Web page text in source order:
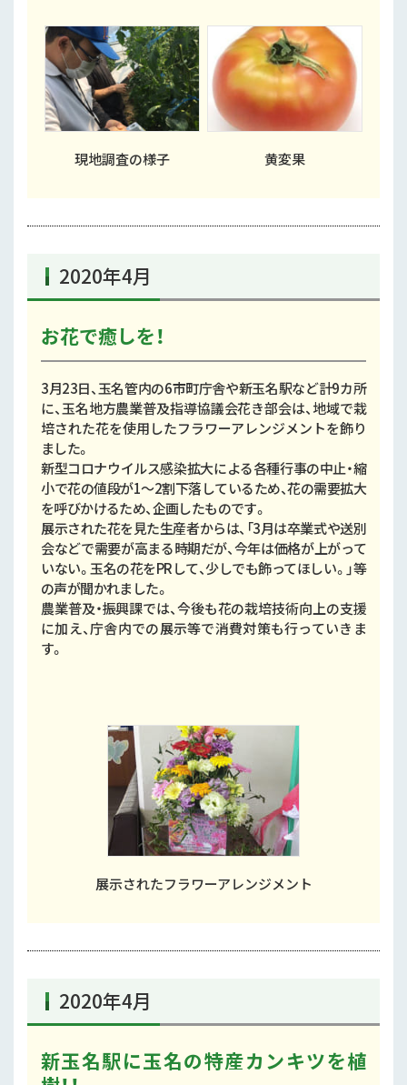
現地調査の様子 黄変果
2020年4月
展示されたフラワーアレンジメント
お花で癒しを！
3月23日、玉名管内の6市町庁舎や新玉名駅など計9カ所
に、玉名地方農業普及指導協議会花き部会は、地域で栽
培された花を使用したフラワーアレンジメントを飾り
ました。
新型コロナウイルス感染拡大による各種行事の中止・縮
小で花の値段が1～2割下落しているため、花の需要拡大
を呼びかけるため、企画したものです。
展示された花を見た生産者からは、「3月は卒業式や送別
会などで需要が高まる時期だが、今年は価格が上がって
いない。玉名の花をPRして、少しでも飾ってほしい。」等
の声が聞かれました。
農業普及・振興課では、今後も花の栽培技術向上の支援
に加え、庁舎内での展示等で消費対策も行っていきま
す。
2020年4月
新玉名駅に玉名の特産カンキツを植